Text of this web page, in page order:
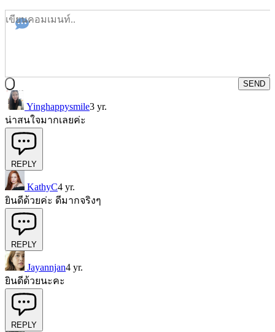
SEND
Yinghappysmile3 yr.
น่าสนใจมากเลยค่ะ
REPLY
KathyC4 yr.
ยินดีด้วยค่ะ ดีมากจริงๆ
REPLY
Jayannjan4 yr.
ยินดีด้วยนะคะ
REPLY